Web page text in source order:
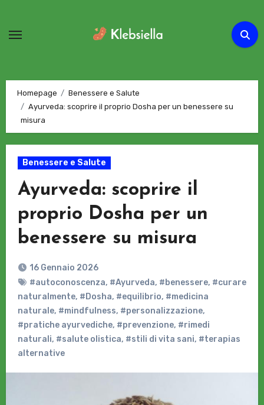
contenuto
Homepage
Benessere e Salute
Ayurveda: scoprire il proprio Dosha per un benessere su
misura
Benessere e Salute
Ayurveda: scoprire il
proprio Dosha per un
benessere su misura
16 Gennaio 2026
#autoconoscenza, #Ayurveda, #benessere, #curare
naturalmente, #Dosha, #equilibrio, #medicina
naturale, #mindfulness, #personalizzazione,
#pratiche ayurvediche, #prevenzione, #rimedi
naturali, #salute olistica, #stili di vita sani, #terapias
alternative